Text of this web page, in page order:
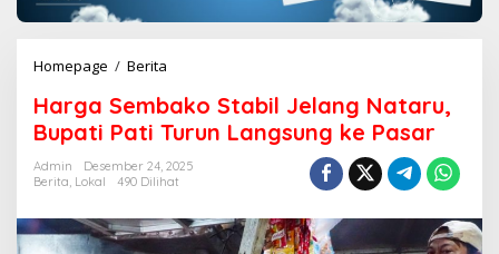
Homepage / Berita
r
g
a
S
e
b
Harga Sembako Stabil Jelang Nataru,
Bupati Pati Turun Langsung ke Pasar
Admin
Desember 24, 2025
Berita Lokal 490 Dilihat